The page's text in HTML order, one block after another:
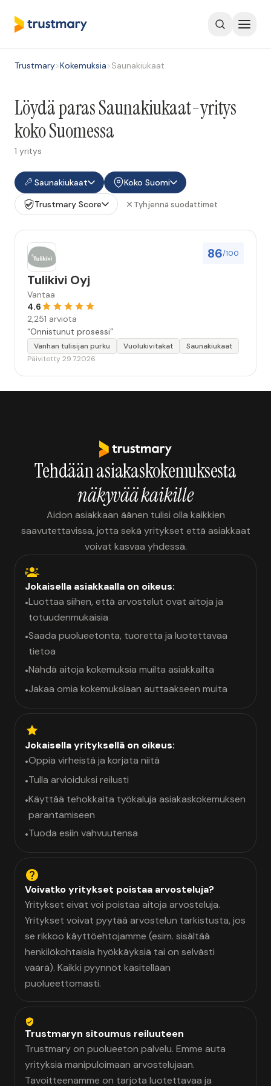
Trustmary>Kokemuksia>Saunakiukaat
Löydä paras Saunakiukaat-yritys
koko Suomessa
1 yritys
Saunakiukaat
Koko Suomi
Trustmary Score
Tyhjennä suodattimet
86/100
Tulikivi Oyj
Vantaa
4.6
2,251 arviota
“Onnistunut prosessi”
Vanhan tulisijan purku Vuolukivitakat
Saunakiukaat
Päivitetty 29.7.2026
Tehdään asiakaskokemuksesta
näkyvää kaikille
Aidon asiakkaan äänen tulisi olla kaikkien
saavutettavissa, jotta sekä yritykset että asiakkaat
voivat kasvaa yhdessä.
Jokaisella asiakkaalla on oikeus:
•Luottaa siihen, että arvostelut ovat aitoja ja
totuudenmukaisia
•Saada puolueetonta, tuoretta ja luotettavaa
tietoa
•Nähdä aitoja kokemuksia muilta asiakkailta
•Jakaa omia kokemuksiaan auttaakseen muita
Jokaisella yrityksellä on oikeus:
•Oppia virheistä ja korjata niitä
•Tulla arvioiduksi reilusti
•Käyttää tehokkaita työkaluja asiakaskokemuksen
parantamiseen
•Tuoda esiin vahvuutensa
Voivatko yritykset poistaa arvosteluja?
Yritykset eivät voi poistaa aitoja arvosteluja.
Yritykset voivat pyytää arvostelun tarkistusta, jos
se rikkoo käyttöehtojamme (esim. sisältää
henkilökohtaisia hyökkäyksiä tai on selvästi
väärä). Kaikki pyynnöt käsitellään
puolueettomasti.
Trustmaryn sitoumus reiluuteen
Trustmary on puolueeton palvelu. Emme auta
yrityksiä manipuloimaan arvostelujaan.
Tavoitteenamme on tarjota luotettavaa ja